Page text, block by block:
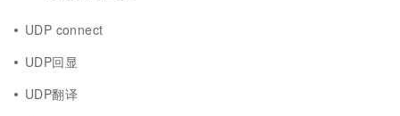
UDP connect
UDP回显
UDP翻译